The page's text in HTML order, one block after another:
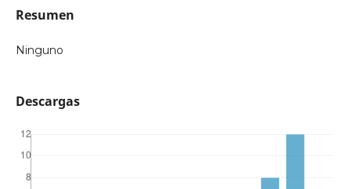
Resumen
Ninguno
Descargas